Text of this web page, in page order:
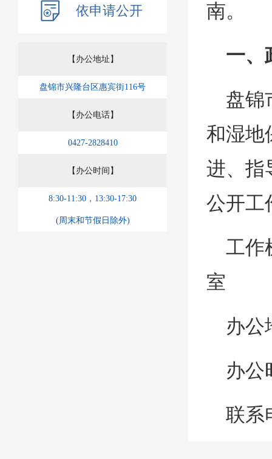
依申请公开
【办公地址】
盘锦市兴隆台区惠宾街116号
【办公电话】
0427-2828410
【办公时间】
8:30-11:30，13:30-17:30
(周末和节假日除外)
南。
一、
盘锦
和湿地
进、指
公开工
工作
室
办公
办公
联系